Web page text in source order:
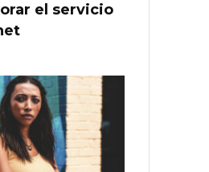
el servicio